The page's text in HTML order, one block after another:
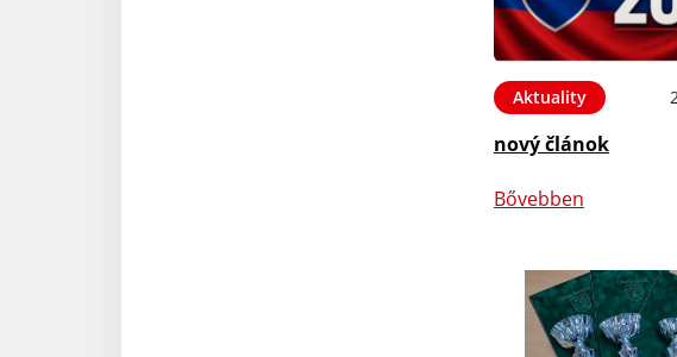
Aktuality
nový článok
Bővebben